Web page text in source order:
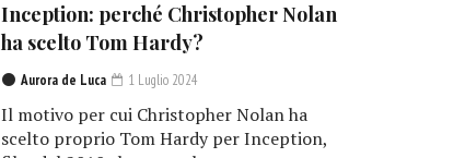
Inception: perché Christopher Nolan
ha scelto Tom Hardy?
Aurora de Luca 1 Luglio 2024
Il motivo per cui Christopher Nolan ha
scelto proprio Tom Hardy per Inception,